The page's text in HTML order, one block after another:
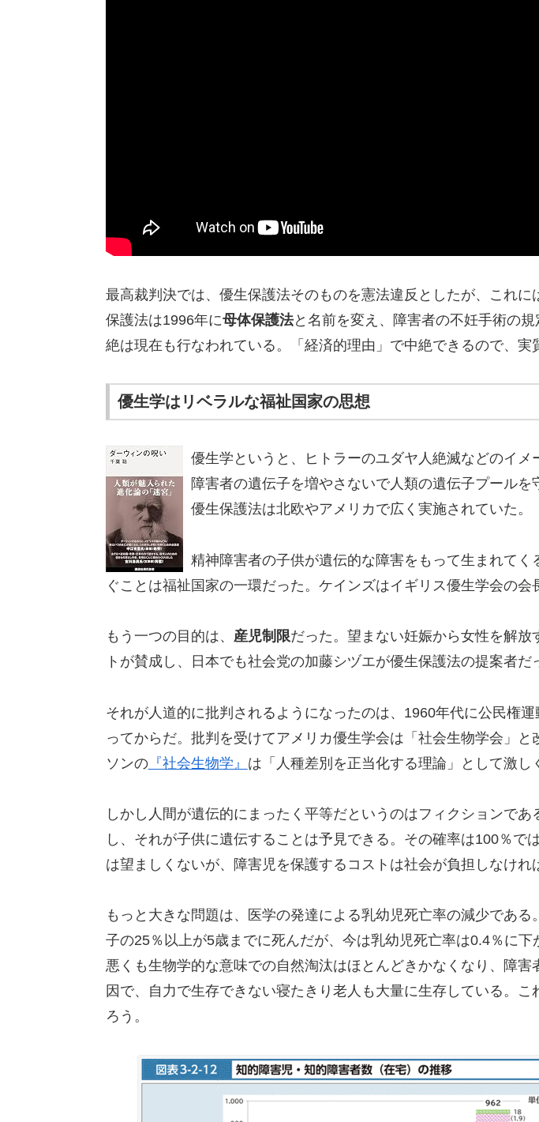
最高裁判決では、優生保護法そのものを憲法違反としたが、これに
保護法は1996年に母体保護法と名前を変え、障害者の不妊手術の
絶は現在も行なわれている。「経済的理由」で中絶できるので、実
優生学はリベラルな福祉国家の思想
優生学というと、ヒトラーのユダヤ人絶滅などのイメ
障害者の遺伝子を増やさないで人類の遺伝子プールを
優生保護法は北欧やアメリカで広く実施されていた。
精神障害者の子供が遺伝的な障害をもって生まれてく
ぐことは福祉国家の一環だった。ケインズはイギリス優生学会の会
もう一つの目的は、 産児制限だった。望まない妊娠から女性を解放
トが賛成し、日本でも社会党の加藤シヅエが優生保護法の提案者だ
それが人道的に批判されるようになったのは、1960年代に公民権
ってからだ。批判を受けてアメリカ優生学会は「社会生物学会」と
ソンの『社会生物学』 は「人種差別を正当化する理論」として激し
しかし人間が遺伝的にまったく平等だというのはフィクションであ
し、それが子供に遺伝することは予見できる。その確率は100％で
は望ましくないが、障害児を保護するコストは社会が負担しなけれ
もっと大きな問題は、医学の発達による乳幼児死亡率の減少である
子の25％以上が5歳までに死んだが、今は乳幼児死亡率は0.4％に下
悪くも生物学的な意味での自然淘汰はほとんどきかなくなり、障害
因で、自力で生存できない寝たきり老人も大量に生存している。こ
ろう。